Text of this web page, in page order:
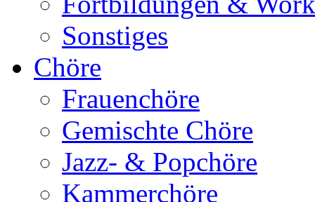
Sonstiges
Chöre
Frauenchöre
Gemischte Chöre
Jazz- & Popchöre
Kammerchöre